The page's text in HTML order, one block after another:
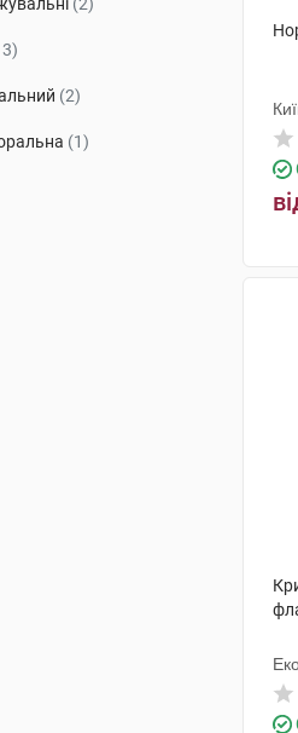
Ілач Сан. Ве
(2)
(1)